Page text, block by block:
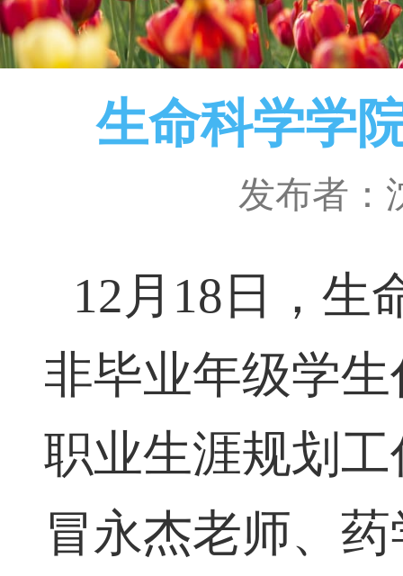
生命科学学
发布者：
12月 18日，生
非毕业年级学
职业生涯规划
冒永杰老师、